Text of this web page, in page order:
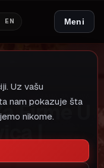
EN Meni
IZRADA SAJTOVA
Firme U
|
Uz vašu
nam pokazuje šta
nikome.